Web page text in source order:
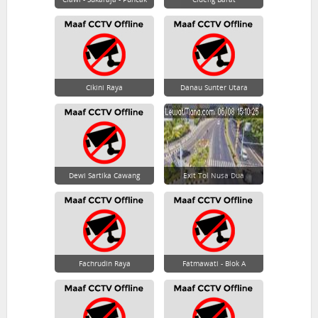
Cikini Raya Danau Sunter Utara
Dewi Sartika Cawang Exit Tol Nusa Dua
Fachrudin Raya Fatmawati - Blok A